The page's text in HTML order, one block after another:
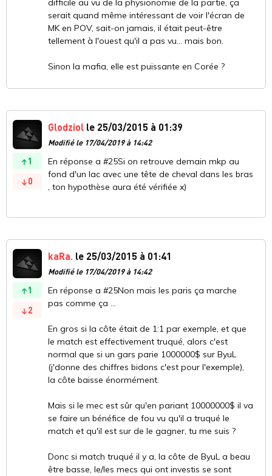
difficile au vu de la physionomie de la partie, ça
serait quand même intéressant de voir l'écran de
MK en POV, sait-on jamais, il était peut-être
tellement à l'ouest qu'il a pas vu... mais bon.
Sinon la mafia, elle est puissante en Corée ?
1
0
Glodziol le 25/03/2015 à 01:39
Modifié le 17/04/2019 à 14:42
En réponse a #25Si on retrouve demain mkp au
fond d'un lac avec une tête de cheval dans les bras
, ton hypothèse aura été vérifiée x)
1
2
kaRa. le 25/03/2015 à 01:41
Modifié le 17/04/2019 à 14:42
En réponse a #25Non mais les paris ça marche
pas comme ça ...
En gros si la côte était de 1:1 par exemple, et que
le match est effectivement truqué, alors c'est
normal que si un gars parie 1000000$ sur ByuL
(j'donne des chiffres bidons c'est pour l'exemple),
la côte baisse énormément.
Mais si le mec est sûr qu'en pariant 10000000$ il va
se faire un bénéfice de fou vu qu'il a truqué le
match et qu'il est sur de le gagner, tu me suis ?
Donc si match truqué il y a, la côte de ByuL a beau
être basse, le/les mecs qui ont investis se sont